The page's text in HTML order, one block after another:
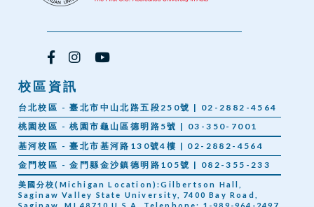
校區資訊
台北校區 - 臺北市中山北路五段250號 | 02-2882-4564
桃園校區 - 桃園市龜山區德明路5號 | 03-350-7001
基河校區 - 臺北市基河路130號4樓 | 02-2882-4564
金門校區 - 金門縣金沙鎮德明路105號 | 082-355-233
美國分校(Michigan Location):Gilbertson Hall,
Saginaw Valley State University, 7400 Bay Road,
Saginaw, MI 48710 U.S.A. Telephone: 1-989-964-2497